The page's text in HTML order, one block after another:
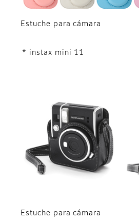
Estuche para cámara
* instax mini 11
Estuche para cámara